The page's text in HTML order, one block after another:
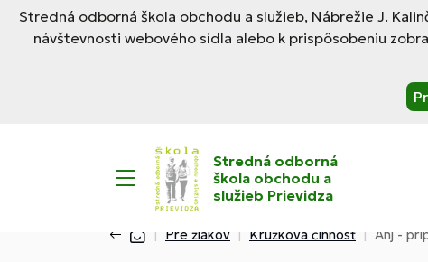
Stredná odborná škola obchodu a služieb, Nábrežie J.
návštevnosti webového sídla alebo k prispôsobeniu
Stredná odborná
škola obchodu a
služieb Prievidza
Pre žiakov Krúžková činnosť Anj -